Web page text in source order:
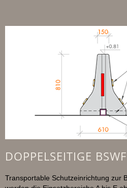
DOPPELSEITIGE
Transportable Schutzeinrichtung zur